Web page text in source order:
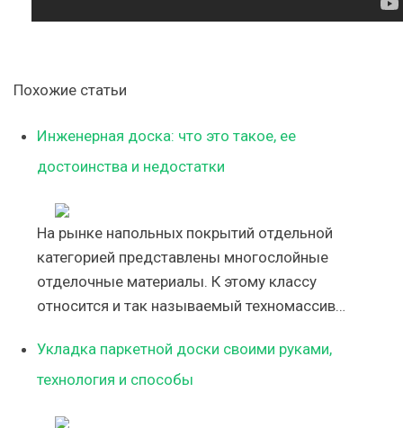
Похожие статьи
Инженерная доска: что это такое, ее
достоинства и недостатки
На рынке напольных покрытий отдельной
категорией представлены многослойные
отделочные материалы. К этому классу
относится и так называемый техномассив…
Укладка паркетной доски своими руками,
технология и способы